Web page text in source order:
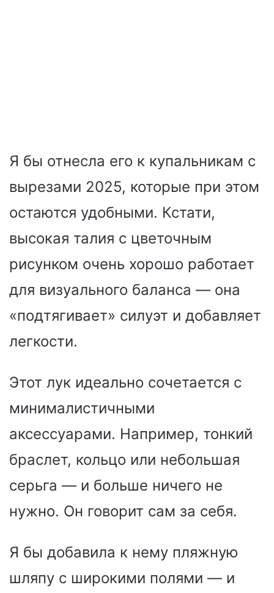
Я бы отнесла его к купальникам с
вырезами 2025, которые при этом
остаются удобными. Кстати,
высокая талия с цветочным
рисунком очень хорошо работает
для визуального баланса — она
«подтягивает» силуэт и добавляет
легкости.
Этот лук идеально сочетается с
минималистичными
аксессуарами. Например, тонкий
браслет, кольцо или небольшая
серьга — и больше ничего не
нужно. Он говорит сам за себя.
Я бы добавила к нему пляжную
шляпу с широкими полями — и